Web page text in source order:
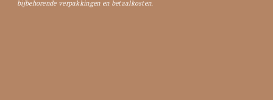
bijbehorende verpakkingen en betaalkosten.